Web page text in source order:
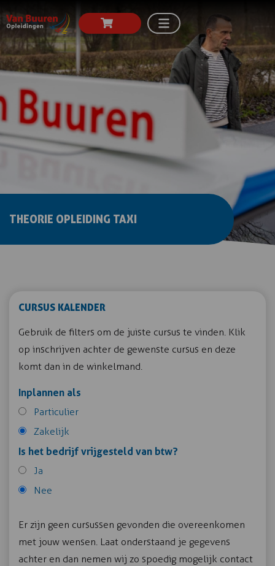
THEORIE OPLEIDING TAXI
CURSUS KALENDER
Gebruik de filters om de juiste cursus te vinden. Klik
op inschrijven achter de gewenste cursus en deze
komt dan in de winkelmand.
Inplannen als
Particulier
Zakelijk
Is het bedrijf vrijgesteld van btw?
Ja
Nee
Er zijn geen cursussen gevonden die overeenkomen
met jouw wensen. Laat onderstaand je gegevens
achter en dan nemen wij zo spoedig mogelijk contact